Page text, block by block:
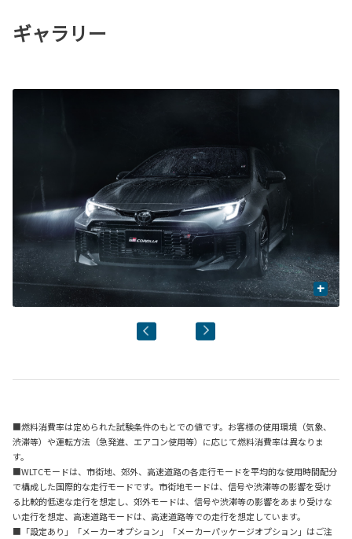
ギャラリー
+
■燃料消費率は定められた試験条件のもとでの値です。お客様の使用環境（気象、
渋滞等）や運転方法（急発進、エアコン使用等）に応じて燃料消費率は異なりま
す。
■WLTCモードは、市街地、郊外、高速道路の各走行モードを平均的な使用時間配分
で構成した国際的な走行モードです。市街地モードは、信号や渋滞等の影響を受け
る比較的低速な走行を想定し、郊外モードは、信号や渋滞等の影響をあまり受けな
い走行を想定、高速道路モードは、高速道路等での走行を想定しています。
■「設定あり」「メーカーオプション」「メーカーパッケージオプション」はご注